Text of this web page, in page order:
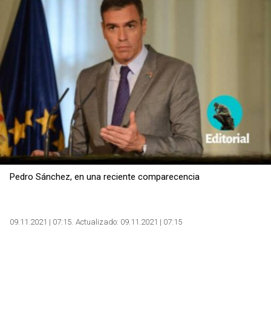
Pedro Sánchez, en una reciente comparecencia
09.11.2021 | 07:15 Actualizado: 09.11.2021 | 07:15